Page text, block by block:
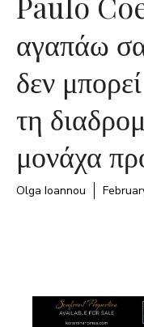
αγαπάω
δεν
τη
μονάχα
Olga Ioannou